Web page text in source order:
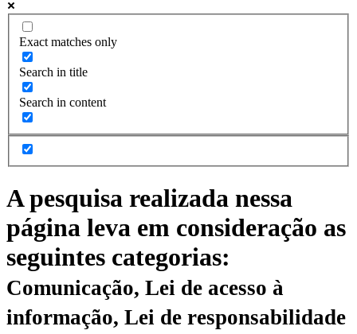
Exact matches only
Search in title
Search in content
A pesquisa realizada nessa
página leva em consideração as
seguintes categorias:
Comunicação, Lei de acesso à
informação, Lei de responsabilidade